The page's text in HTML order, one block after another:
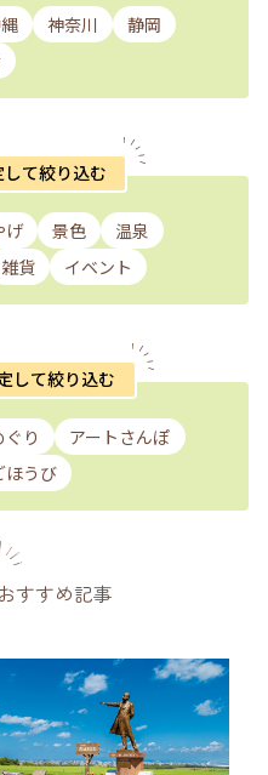
神奈川
静岡
て絞り込む
げ 景色
温泉
雑貨 イベント
して絞り込む
ぐり
アートさんぽ
ほうび
すすめ記事